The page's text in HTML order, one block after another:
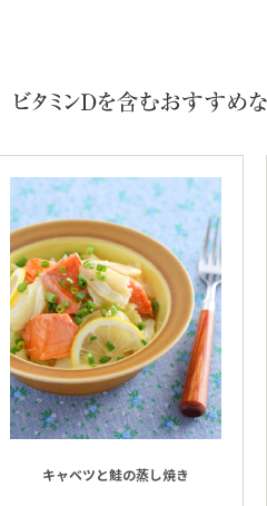
キャベツと鮭の蒸し焼き